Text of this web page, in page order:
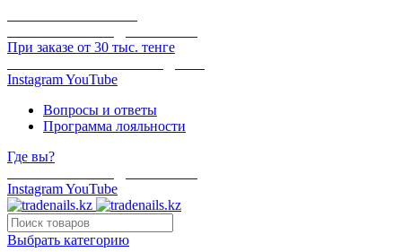
При заказе от 30 тыс. тенге
InstagramYouTube
Вопросы и ответы
Программа лояльности
Где вы?
InstagramYouTube
Выбрать категорию